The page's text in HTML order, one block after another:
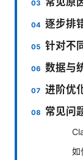
逐步排
针对不
数据与
进阶优
常见问
如